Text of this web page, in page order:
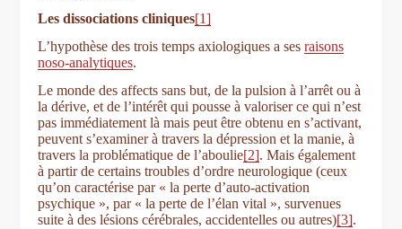
Les dissociations cliniques[1]
L’hypothèse des trois temps axiologiques a sesraisons
noso-analytiques.
Le monde des affects sans but, de la pulsion à l’arrêt ou à
la dérive, et de l’intérêt qui pousse à valoriser ce qui n’est
pas immédiatement là mais peut être obtenu en s’activant,
peuvent s’examiner à travers la dépression et la manie, à
travers la problématique de l’aboulie[2]. Mais également
à partir de certains troubles d’ordre neurologique (ceux
qu’on caractérise par « la perte d’auto-activation
psychique », par « la perte de l’élan vital », survenues
suite à des lésions cérébrales, accidentelles ou autres)[3].